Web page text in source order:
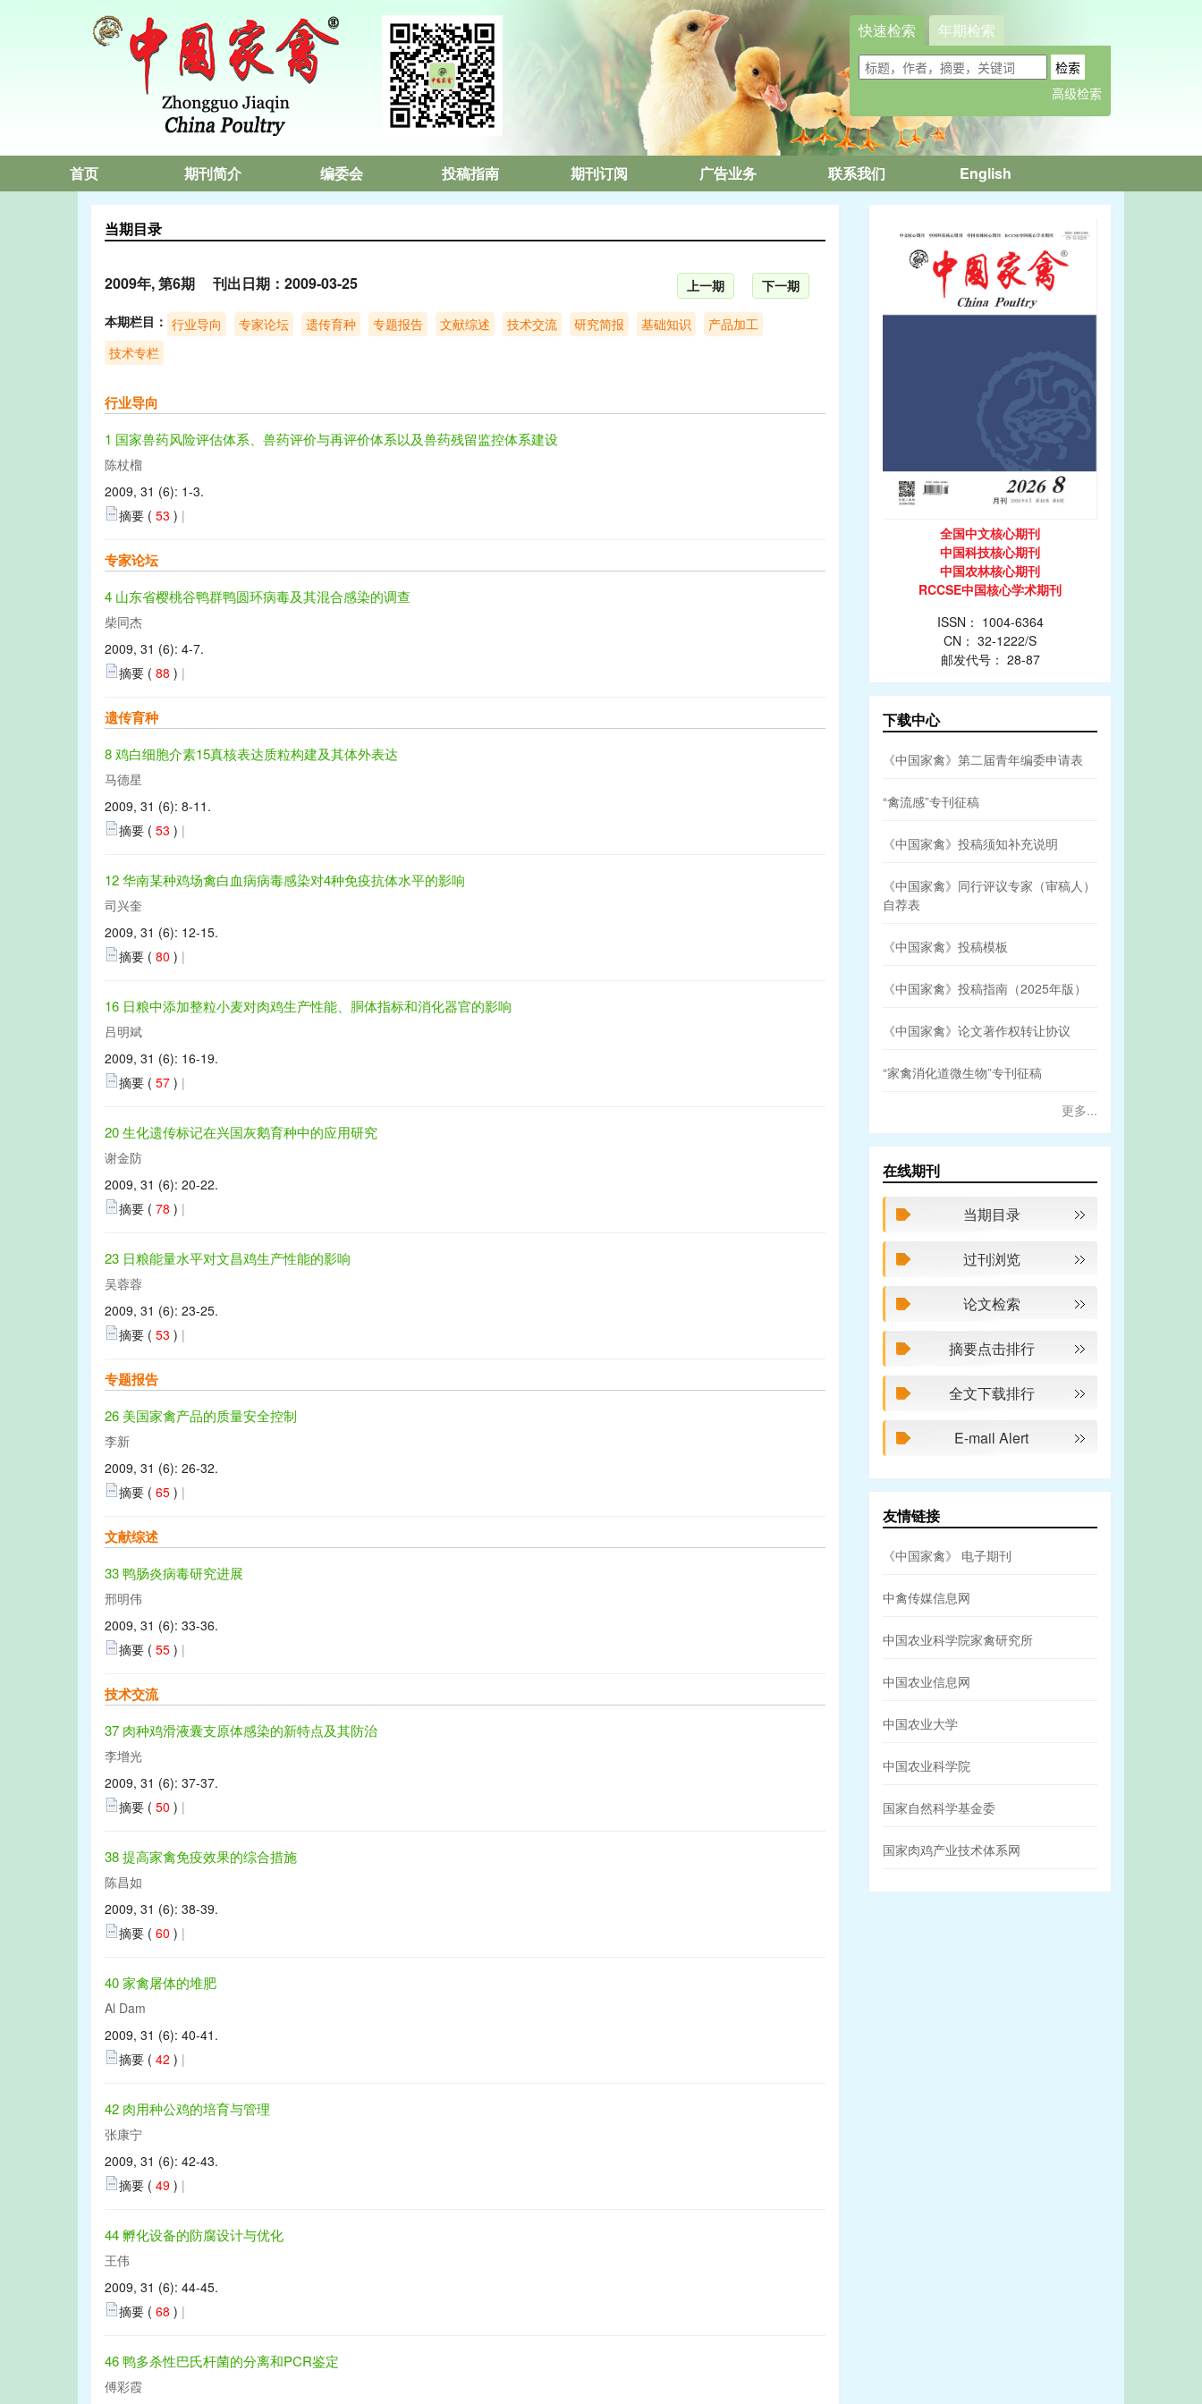
快速检索 年期检索
首页 期刊简介 编委会 投稿指南 期刊订阅 广告业务 联系我们 English
当期目录
2009年, 第6期 刊出日期：2009-03-25 上一期
下一期
本期栏目： 行业导向 专家论坛 遗传育种 专题报告 文献综述 技术交流 研究简报 基础知识
产品加工
技术专栏
行业导向
1 国家兽药风险评估体系、兽药评价与再评价体系以及兽药残留监控体系建设
陈杖榴
2009, 31 (6): 1-3.
摘要 ( 53 ) |
专家论坛
4 山东省樱桃谷鸭群鸭圆环病毒及其混合感染的调查
柴同杰
2009, 31 (6): 4-7.
摘要 ( 88 ) |
遗传育种
8 鸡白细胞介素15真核表达质粒构建及其体外表达
马德星
2009, 31 (6): 8-11.
摘要 ( 53 ) |
12 华南某种鸡场禽白血病病毒感染对4种免疫抗体水平的影响
司兴奎
2009, 31 (6): 12-15.
摘要 ( 80 ) |
16 日粮中添加整粒小麦对肉鸡生产性能、胴体指标和消化器官的影响
吕明斌
2009, 31 (6): 16-19.
摘要 ( 57 ) |
20 生化遗传标记在兴国灰鹅育种中的应用研究
谢金防
2009, 31 (6): 20-22.
摘要 ( 78 ) |
23 日粮能量水平对文昌鸡生产性能的影响
吴蓉蓉
2009, 31 (6): 23-25.
摘要 ( 53 ) |
专题报告
26 美国家禽产品的质量安全控制
李新
2009, 31 (6): 26-32.
摘要 ( 65 ) |
文献综述
33 鸭肠炎病毒研究进展
邢明伟
2009, 31 (6): 33-36.
摘要 ( 55 ) |
技术交流
37 肉种鸡滑液囊支原体感染的新特点及其防治
李增光
2009, 31 (6): 37-37.
摘要 ( 50 ) |
38 提高家禽免疫效果的综合措施
陈昌如
2009, 31 (6): 38-39.
摘要 ( 60 ) |
40 家禽屠体的堆肥
Al Dam
2009, 31 (6): 40-41.
摘要 ( 42 ) |
42 肉用种公鸡的培育与管理
张康宁
2009, 31 (6): 42-43.
摘要 ( 49 ) |
44 孵化设备的防腐设计与优化
王伟
2009, 31 (6): 44-45.
摘要 ( 68 ) |
46 鸭多杀性巴氏杆菌的分离和PCR鉴定
傅彩霞
全国中文核心期刊
中国科技核心期刊
中国农林核心期刊
RCCSE中国核心学术期刊
ISSN： 1004-6364
CN： 32-1222/S
邮发代号： 28-87
下载中心
《中国家禽》第二届青年编委申请表
“禽流感”专刊征稿
《中国家禽》投稿须知补充说明
《中国家禽》同行评议专家（审稿人）
自荐表
《中国家禽》投稿模板
《中国家禽》投稿指南（2025年版）
《中国家禽》论文著作权转让协议
“家禽消化道微生物”专刊征稿
更多...
在线期刊
当期目录
过刊浏览
论文检索
摘要点击排行
全文下载排行
E-mail Alert
友情链接
《中国家禽》 电子期刊
中禽传媒信息网
中国农业科学院家禽研究所
中国农业信息网
中国农业大学
中国农业科学院
国家自然科学基金委
国家肉鸡产业技术体系网